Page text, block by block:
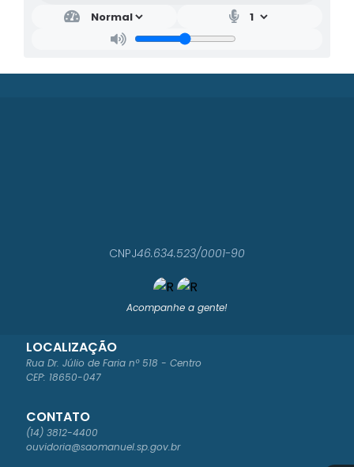
Acompanhe a gente!
LOCALIZAÇÃO
Rua Dr. Júlio de Faria nº 518 - Centro
CEP: 18650-047
CONTATO
(14) 3812-4400
ouvidoria@saomanuel.sp.gov.br
CNPJ46.634.523/0001-90